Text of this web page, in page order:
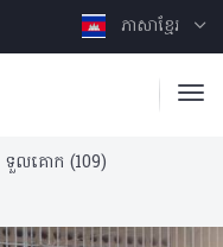
ភាសាខ្មែរ
ទួលគោក (109)